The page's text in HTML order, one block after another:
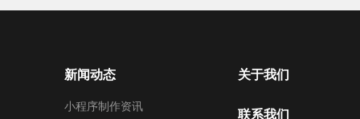
新闻动态
小程序制作资讯
关于我们
联系我们